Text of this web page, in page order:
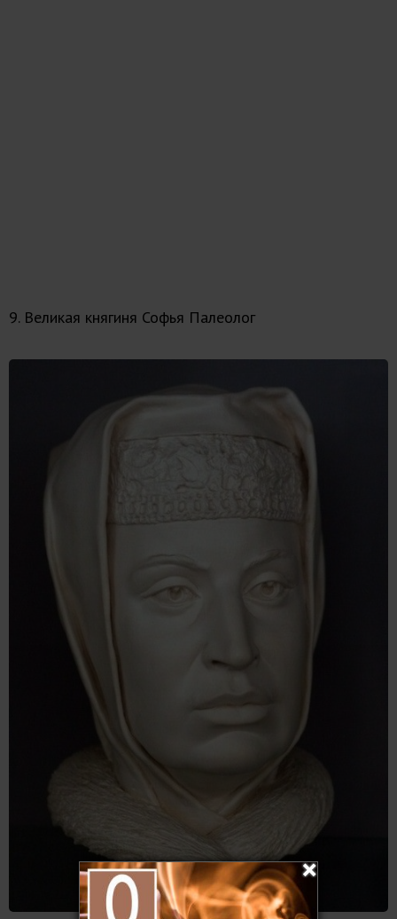
9. Великая княгиня Софья Палеолог